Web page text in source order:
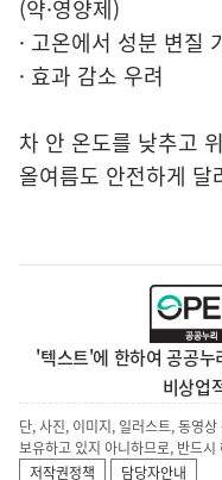
(약·영양제)
· 고온에서 성분 변질
· 효과 감소 우려
차 안 온도를 낮추고
올여름도 안전하게 달
'텍스트'에 한하여 공공
비상업
단, 사진, 이미지, 일러스트, 동영
보유하고 있지 아니하므로, 반드
저작권정책
담당자안내